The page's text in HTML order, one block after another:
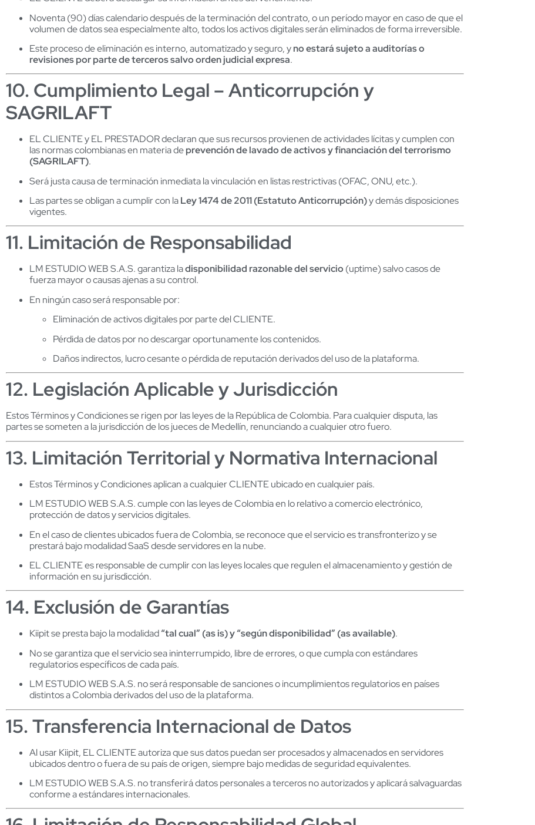
Noventa (90) días calendario después de la terminación del contrato, o un período mayor en caso de que el
volumen de datos sea especialmente alto, todos los activos digitales serán eliminados de forma irreversible.
Este proceso de eliminación es interno, automatizado y seguro, yno estará sujeto a auditorías o
revisiones por parte de terceros salvo orden judicial expresa.
10. Cumplimiento Legal – Anticorrupción y
SAGRILAFT
EL CLIENTE y EL PRESTADOR declaran que sus recursos provienen de actividades lícitas y cumplen con
las normas colombianas en materia deprevención de lavado de activos y financiación del terrorismo
(SAGRILAFT).
Será justa causa de terminación inmediata la vinculación en listas restrictivas (OFAC, ONU, etc.).
Las partes se obligan a cumplir con laLey 1474 de 2011 (Estatuto Anticorrupción)y demás disposiciones
vigentes.
11. Limitación de Responsabilidad
LM ESTUDIO WEB S.A.S. garantiza ladisponibilidad razonable del servicio(uptime) salvo casos de
fuerza mayor o causas ajenas a su control.
En ningún caso será responsable por:
Eliminación de activos digitales por parte del CLIENTE.
Pérdida de datos por no descargar oportunamente los contenidos.
Daños indirectos, lucro cesante o pérdida de reputación derivados del uso de la plataforma.
12. Legislación Aplicable y Jurisdicción
Estos Términos y Condiciones se rigen por las leyes de la República de Colombia. Para cualquier disputa, las
partes se someten a la jurisdicción de los jueces de Medellín, renunciando a cualquier otro fuero.
13. Limitación Territorial y Normativa Internacional
Estos Términos y Condiciones aplican a cualquier CLIENTE ubicado en cualquier país.
LM ESTUDIO WEB S.A.S. cumple con las leyes de Colombia en lo relativo a comercio electrónico,
protección de datos y servicios digitales.
En el caso de clientes ubicados fuera de Colombia, se reconoce que el servicio es transfronterizo y se
prestará bajo modalidad SaaS desde servidores en la nube.
EL CLIENTE es responsable de cumplir con las leyes locales que regulen el almacenamiento y gestión de
información en su jurisdicción.
14. Exclusión de Garantías
Kiipit se presta bajo la modalidad“tal cual” (as is) y “según disponibilidad” (as available).
No se garantiza que el servicio sea ininterrumpido, libre de errores, o que cumpla con estándares
regulatorios específicos de cada país.
LM ESTUDIO WEB S.A.S. no será responsable de sanciones o incumplimientos regulatorios en países
distintos a Colombia derivados del uso de la plataforma.
15. Transferencia Internacional de Datos
Al usar Kiipit, EL CLIENTE autoriza que sus datos puedan ser procesados y almacenados en servidores
ubicados dentro o fuera de su país de origen, siempre bajo medidas de seguridad equivalentes.
LM ESTUDIO WEB S.A.S. no transferirá datos personales a terceros no autorizados y aplicará salvaguardas
conforme a estándares internacionales.